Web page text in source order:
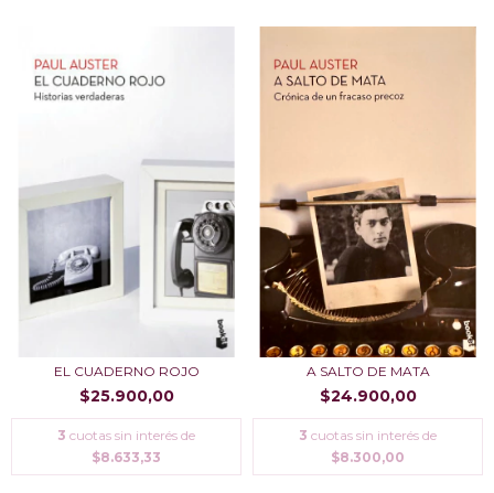
EL CUADERNO ROJO
$25.900,00
3 cuotas sin interés de
$8.633,33
A SALTO DE MATA
$24.900,00
3 cuotas sin interés de
$8.300,00